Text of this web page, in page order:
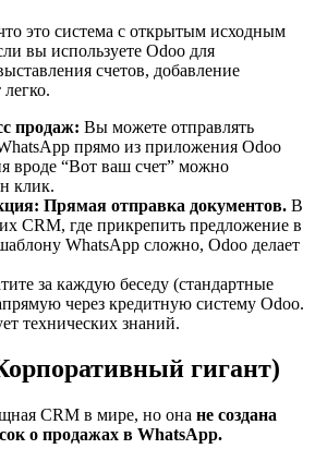
это система с открытым исходным
вы используете Odoo для
счетов, добавление
продаж: Вы можете отправлять
прямо из приложения Odoo
вроде “Вот ваш счет” можно
клик.
Прямая отправка документов. В
CRM, где прикрепить предложение в
WhatsApp сложно, Odoo делает
за каждую беседу (стандартные
через кредитную систему Odoo.
технических знаний.
гигант)
CRM в мире, но она не создана
о продажах в WhatsApp.